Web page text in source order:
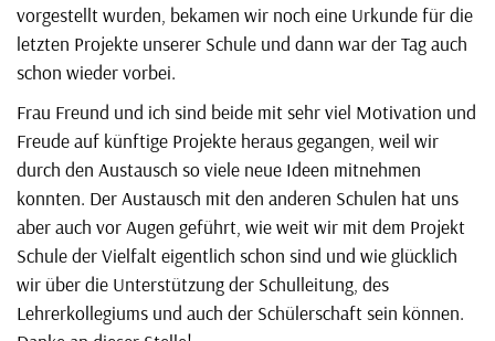
vorgestellt wurden, bekamen wir noch eine Urkunde für die
letzten Projekte unserer Schule und dann war der Tag auch
schon wieder vorbei.
Frau Freund und ich sind beide mit sehr viel Motivation und
Freude auf künftige Projekte heraus gegangen, weil wir
durch den Austausch so viele neue Ideen mitnehmen
konnten. Der Austausch mit den anderen Schulen hat uns
aber auch vor Augen geführt, wie weit wir mit dem Projekt
Schule der Vielfalt eigentlich schon sind und wie glücklich
wir über die Unterstützung der Schulleitung, des
Lehrerkollegiums und auch der Schülerschaft sein können.